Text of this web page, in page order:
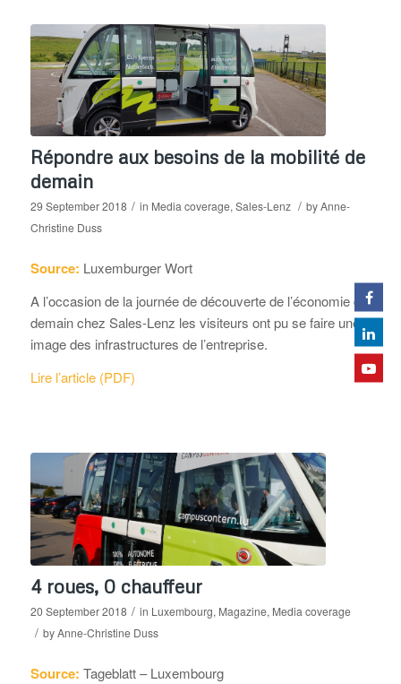
Répondre aux besoins de la mobilité de
demain
29 September 2018 / in Media coverage, Sales-Lenz / byAnne-
Christine Duss
Source: Luxemburger Wort
A l’occasion de la journée de découverte de l’économie de
demain chez Sales-Lenz les visiteurs ont pu se faire une
image des infrastructures de l’entreprise.
Lire l’article (PDF)
4 roues, 0 chauffeur
20 September 2018 / in Luxembourg, Magazine, Media coverage
/ byAnne-Christine Duss
Source: Tageblatt – Luxembourg